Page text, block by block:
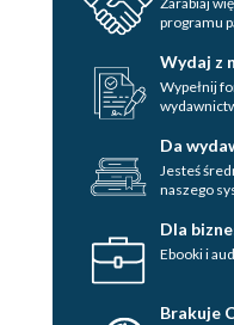
programu
Wydaj z
Wypełnij
Da
Jesteś
naszego
Dla
Ebooki i
Brakuje